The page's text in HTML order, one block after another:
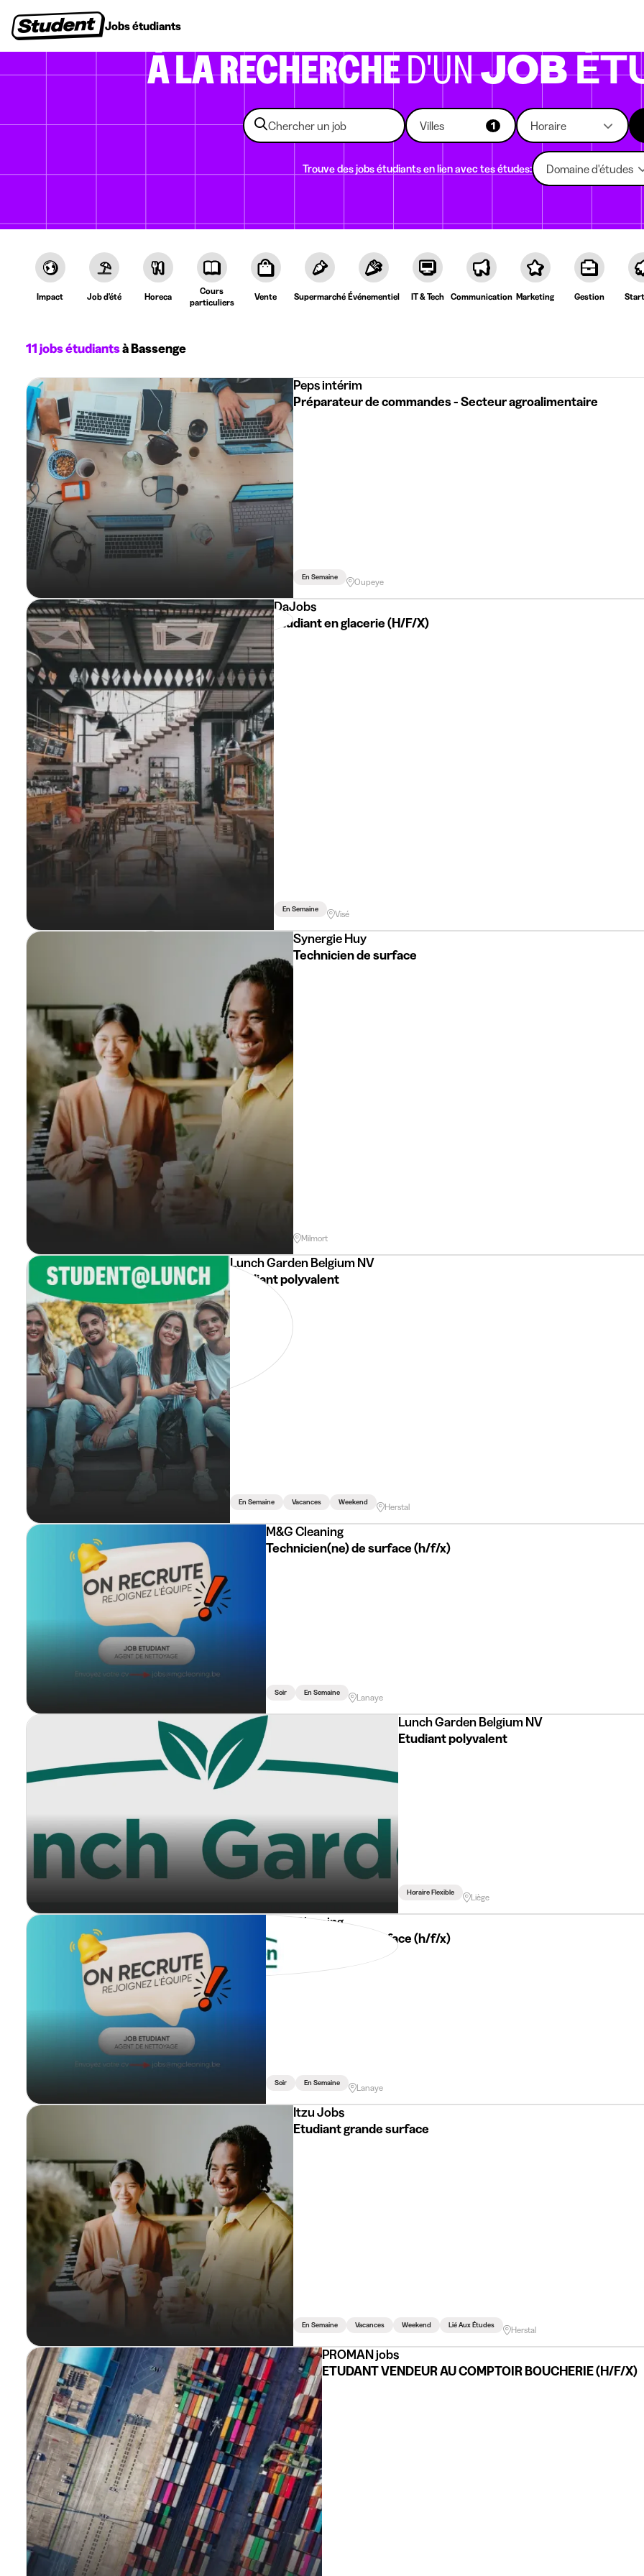
Jobs étudiants
À LA RECHERCHED'UNJOB
Villes 1 Horaire
Trouve des jobs étudiants en lien avec tes études: Domaine d'études
Impact Job d'été Horeca
Cours
particuliers
Vente Supermarché Événementiel IT & Tech Communication Marketing Gestion
11 jobs étudiantsà Bassenge
Peps intérim
Préparateur de commandes - Secteur agroalimentaire
En Semaine Oupeye
DaJobs
Etudiant en glacerie (H/F/X)
En Semaine Visé
Synergie Huy
Technicien de surface
Milmort
Lunch Garden Belgium NV
Etudiant polyvalent
En Semaine Vacances Weekend Herstal
M&G Cleaning
Technicien(ne) de surface (h/f/x)
Soir En Semaine Lanaye
Lunch Garden Belgium NV
Etudiant polyvalent
Horaire Flexible Liège
M&G Cleaning
Technicien(ne) de surface (h/f/x)
Soir En Semaine Lanaye
Itzu Jobs
Etudiant grande surface
En Semaine Vacances Weekend Lié Aux Études Herstal
PROMAN jobs
ETUDANT VENDEUR AU COMPTOIR BOUCHERIE (H/F/X)